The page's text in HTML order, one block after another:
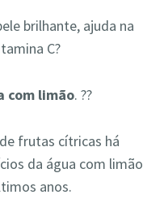
brilhante, ajuda na
C?
com limão. ??
frutas cítricas há
da água com limão
anos.